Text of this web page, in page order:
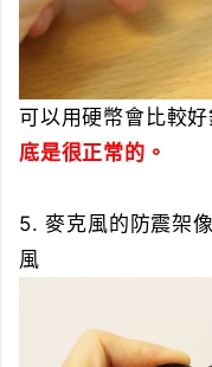
可以用硬幣會比較好
底是很正常的。
5. 麥克風的防震架
風